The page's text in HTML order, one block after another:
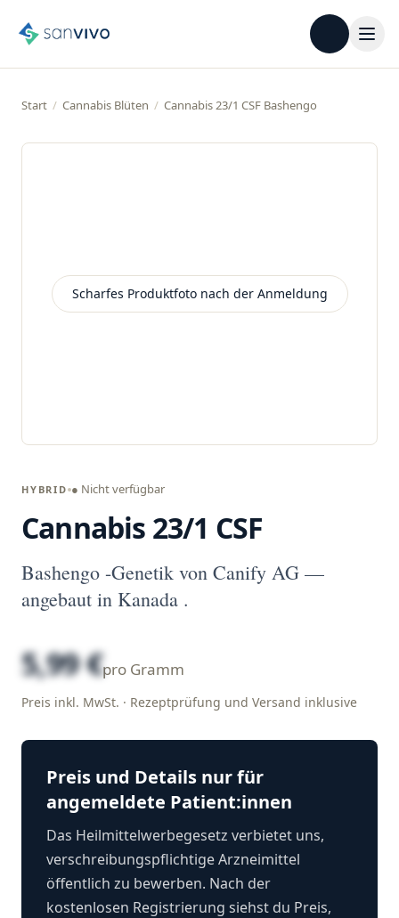
Start / Cannabis Blüten / Cannabis 23/1 CSF Bashengo
Scharfes Produktfoto nach der Anmeldung
HYBRID ● Nicht verfügbar
Cannabis 23/1 CSF
Bashengo -Genetik von Canify AG —
angebaut in Kanada .
5,99 €pro Gramm
Preis inkl. MwSt. · Rezeptprüfung und Versand inklusive
Preis und Details nur für
angemeldete Patient:innen
Das Heilmittelwerbegesetz verbietet uns,
verschreibungspflichtige Arzneimittel
öffentlich zu bewerben. Nach der
kostenlosen Registrierung siehst du Preis,